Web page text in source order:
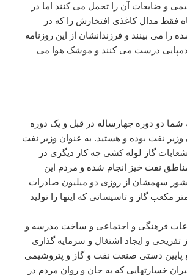
و ضایعات آن را تحمل می کنند اما در
فقط مدال کاغذی افتخارش را که در
را می بینند و فرزندانشان از این روزنامه
درست می کنند و موشک هوا می
شما دو دوره چهارساله در قبل و یک دوره
نفت بوده و هستید. به عنوان وزیر نفت
گاز لوله کشی چه کار دیگری در
نفت خیز انجام شده و مردم این
سهمشان از روزی دو میلیون صادرات
مکعب گاز و تاسیساتی که اینها را تولید
فرهنگی و اجتماعی و ساخت مدرسه و
تفریحی و ایجاد اشتغال و سرمایه گذاری
پایین دستی صنعت نفت و گاز و پتروشیمی
خسارتهایی که به جان و روان مردم در